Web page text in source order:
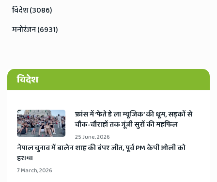
विदेश (3086)
मनोरंजन (6931)
विदेश
​फ्रांस में ‘फेते डे ला म्यूजिक’ की धूम, सड़कों से
चौक-चौराहों तक गूंजी सुरों की महफिल
25 June, 2026
​नेपाल चुनाव में बालेन शाह की बंपर जीत, पूर्व PM केपी ओली को
हराया
7 March, 2026